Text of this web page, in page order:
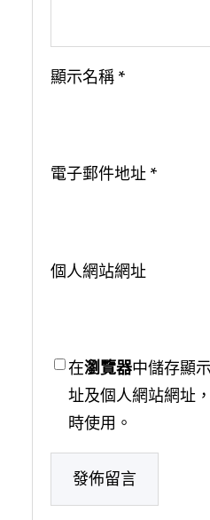
顯示名稱 *
電子郵件地址 *
個人網站網址
在瀏覽器中儲存顯
址及個人網站網址
時使用。